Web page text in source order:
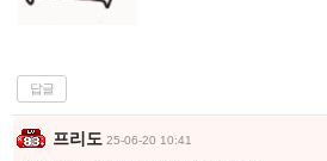
답글
프리도 25-06-20 10:41